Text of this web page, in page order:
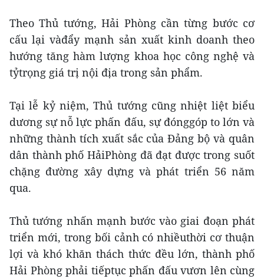
Theo Thủ tướng, Hải Phòng cần từng bước cơ
cấu lại vàđẩy mạnh sản xuất kinh doanh theo
hướng tăng hàm lượng khoa học công nghệ và
tỷtrọng giá trị nội địa trong sản phẩm.
Tại lễ kỷ niệm, Thủ tướng cũng nhiệt liệt biểu
dương sự nỗ lực phấn đấu, sự đónggóp to lớn và
những thành tích xuất sắc của Đảng bộ và quân
dân thành phố HảiPhòng đã đạt được trong suốt
chặng đường xây dựng và phát triển 56 năm
qua.
Thủ tướng nhấn mạnh bước vào giai đoạn phát
triển mới, trong bối cảnh có nhiềuthời cơ thuận
lợi và khó khăn thách thức đều lớn, thành phố
Hải Phòng phải tiếptục phấn đấu vươn lên cùng